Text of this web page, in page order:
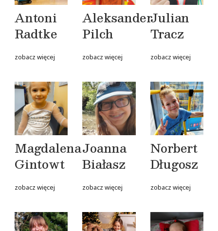
Antoni
Radtke
zobacz więcej
Aleksander
Pilch
zobacz więcej
Julian
Tracz
zobacz więcej
Magdalena
Gintowt
zobacz więcej
Joanna
Białasz
zobacz więcej
Norbert
Długosz
zobacz więcej